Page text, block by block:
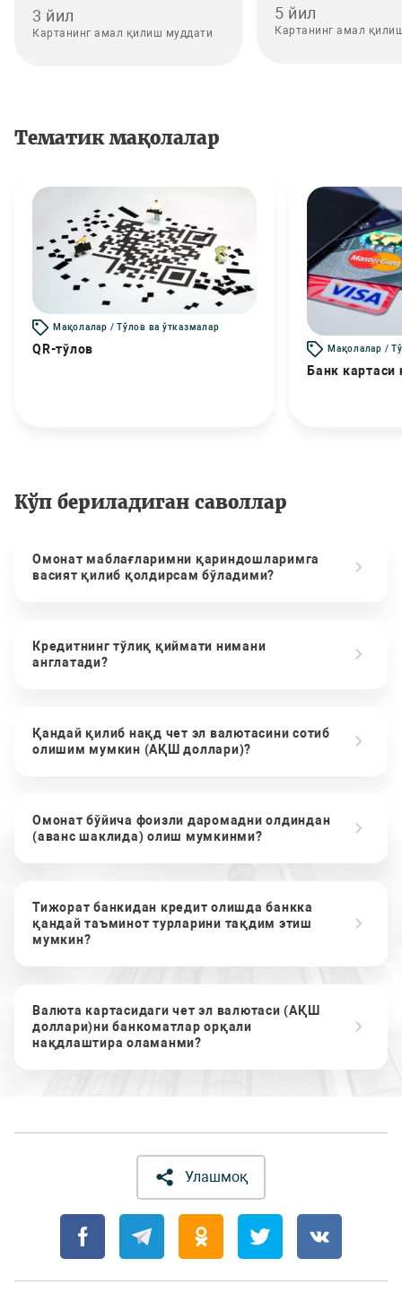
3 йил
Картанинг амал қилиш муддати
5 йил
Картанинг амал
Тематик мақолалар
Мақолалар / Тўлов ва ўтказмалар
QR-тўлов Мақолалар /
Банк картаси
Кўп бериладиган саволлар
Омонат маблағларимни қариндошларимга
васият қилиб қолдирсам бўладими?
Кредитнинг тўлиқ қиймати нимани
англатади?
Қандай қилиб нақд чет эл валютасини сотиб
олишим мумкин (АҚШ доллари)?
Омонат бўйича фоизли даромадни олдиндан
(аванс шаклида) олиш мумкинми?
Тижорат банкидан кредит олишда банкка
қандай таъминот турларини тақдим этиш
мумкин?
Валюта картасидаги чет эл валютаси (АҚШ
доллари)ни банкоматлар орқали
нақдлаштира оламанми?
Улашмоқ